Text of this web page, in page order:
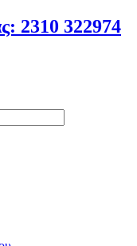
2310 322974